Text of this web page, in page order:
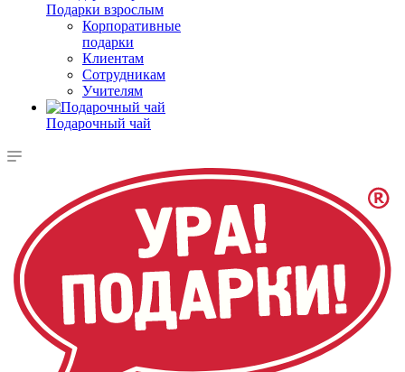
Подарки взрослым
Корпоративные
подарки
Клиентам
Сотрудникам
Учителям
Подарочный чай